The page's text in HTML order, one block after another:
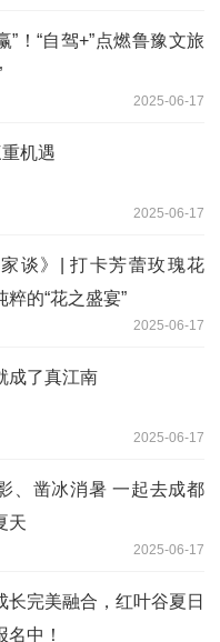
”！“自驾+”点燃鲁豫文旅
2025-06-17
重机遇
2025-06-17
家谈》| 打卡芳蕾玫瑰花
粹的“花之盛宴”
2025-06-17
成了真江南
2025-06-17
、凿冰消暑 一起去成都
天
2025-06-17
长完美融合，红叶谷夏日
中！